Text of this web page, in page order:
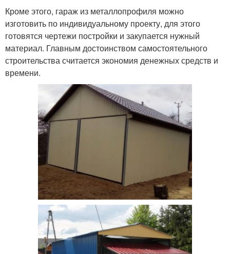
Кроме этого, гараж из металлопрофиля можно
изготовить по индивидуальному проекту, для этого
готовятся чертежи постройки и закупается нужный
материал. Главным достоинством самостоятельного
строительства считается экономия денежных средств и
времени.